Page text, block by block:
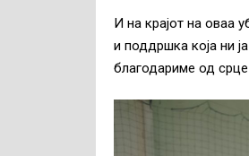
И на крајот на оваа
и поддршка која ни
благодариме од